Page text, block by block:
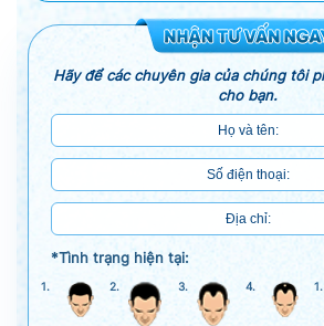
Hãy để các chuyên gia của chúng tôi
cho bạn.
*Tình trạng hiện tại:
1. 2. 3. 4. 1.